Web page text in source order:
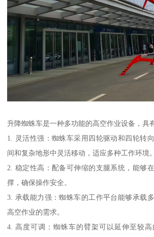
升降蜘蛛车是一种多功能的高空作业设备，具
1. 灵活性强：蜘蛛车采用四轮驱动和四轮转
间和复杂地形中灵活移动，适应多种工作环境。
2. 稳定性高：配备可伸缩的支腿系统，能够
撑，确保操作安全。
3. 承载能力强：蜘蛛车的工作平台能够承载
高空作业的需求。
4. 高度可调：蜘蛛车的臂架可以延伸至较